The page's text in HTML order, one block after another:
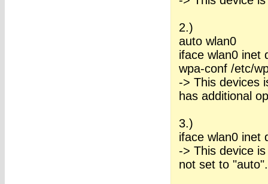
2.)
auto wlan0
iface wlan0 inet
wpa-conf /etc/
-> This devices
has additional
3.)
iface wlan0 inet
-> This device
not set to "auto".